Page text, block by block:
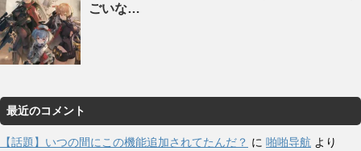
ごいな…
最近のコメント
【話題】いつの間にこの機能追加されてたんだ？ に 啪啪导航 より